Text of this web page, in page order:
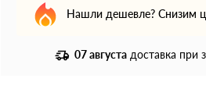
Нашли дешевле? Снизим
07 августа доставка при